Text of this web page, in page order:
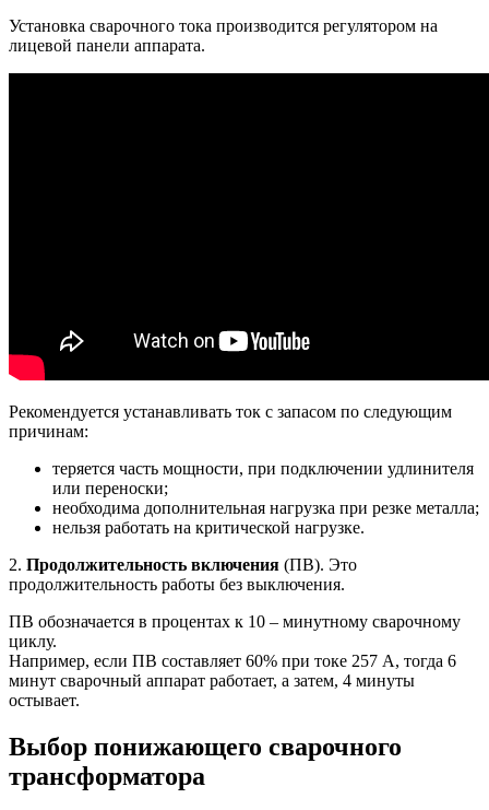
Установка сварочного тока производится регулятором на
лицевой панели аппарата.
Рекомендуется устанавливать ток с запасом по следующим
причинам:
теряется часть мощности, при подключении удлинителя
или переноски;
необходима дополнительная нагрузка при резке металла;
нельзя работать на критической нагрузке.
2. Продолжительность включения (ПВ). Это
продолжительность работы без выключения.
ПВ обозначается в процентах к 10 – минутному сварочному
циклу.
Например, если ПВ составляет 60% при токе 257 А, тогда 6
минут сварочный аппарат работает, а затем, 4 минуты
остывает.
Выбор понижающего сварочного
трансформатора